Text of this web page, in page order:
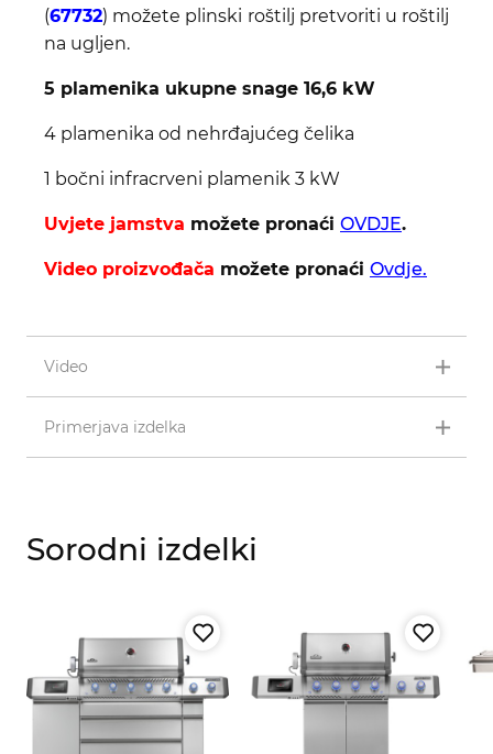
(67732) možete plinski roštilj pretvoriti u roštilj
na ugljen.
5 plamenika ukupne snage 16,6 kW
4 plamenika od nehrđajućeg čelika
1 bočni infracrveni plamenik 3 kW
Uvjete jamstva možete pronaći OVDJE.
Video proizvođača možete pronaći Ovdje.
Video
Primerjava izdelka
Sorodni izdelki